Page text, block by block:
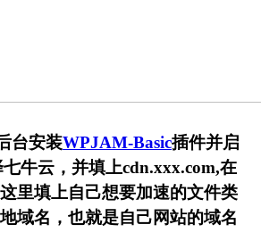
台安装WPJAM-Basic插件并启
牛云，并填上cdn.xxx.com,在
里填上自己想要加速的文件类
域名，也就是自己网站的域名